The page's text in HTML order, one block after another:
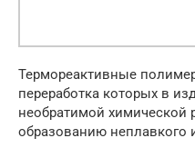
Термореактивные
переработка которых в
необратимой химической
образованию неплавкого